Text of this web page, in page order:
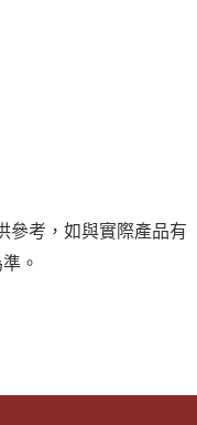
參考，如與實際產品有
。